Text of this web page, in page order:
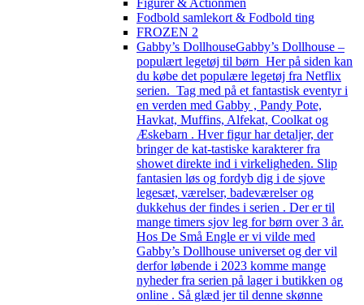
Fodbold samlekort & Fodbold ting
FROZEN 2
Gabby’s DollhouseGabby’s Dollhouse –
populært legetøj til børn Her på siden kan
du købe det populære legetøj fra Netflix
serien. Tag med på et fantastisk eventyr i
en verden med Gabby , Pandy Pote,
Havkat, Muffins, Alfekat, Coolkat og
Æskebarn . Hver figur har detaljer, der
bringer de kat-tastiske karakterer fra
showet direkte ind i virkeligheden. Slip
fantasien løs og fordyb dig i de sjove
legesæt, værelser, badeværelser og
dukkehus der findes i serien . Der er til
mange timers sjov leg for børn over 3 år.
Hos De Små Engle er vi vilde med
Gabby’s Dollhouse universet og der vil
derfor løbende i 2023 komme mange
nyheder fra serien på lager i butikken og
online . Så glæd jer til denne skønne